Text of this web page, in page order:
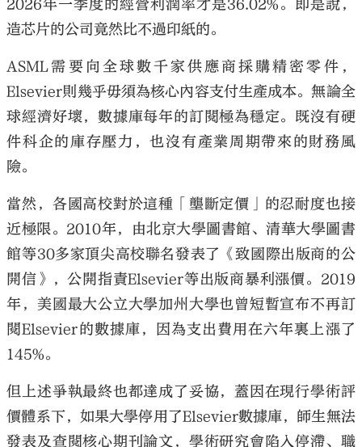
2026年一季度的經營利潤率才是36.02%。即是說，
造芯片的公司竟然比不過印紙的。
ASML需要向全球數千家供應商採購精密零件，
Elsevier則幾乎毋須為核心內容支付生產成本。無論全
球經濟好壞，數據庫每年的訂閱極為穩定。既沒有硬
件科企的庫存壓力，也沒有產業周期帶來的財務風
險。
當然，各國高校對於這種「壟斷定價」的忍耐度也接
近極限。2010年，由北京大學圖書館、清華大學圖書
館等30多家頂尖高校聯名發表了《致國際出版商的公
開信》，公開指責Elsevier等出版商暴利漲價。2019
年，美國最大公立大學加州大學也曾短暫宣布不再訂
閱Elsevier的數據庫，因為支出費用在六年裏上漲了
145%。
但上述爭執最終也都達成了妥協，蓋因在現行學術評
價體系下，如果大學停用了Elsevier數據庫，師生無法
發表及查閱核心期刊論文，學術研究會陷入停滯、職